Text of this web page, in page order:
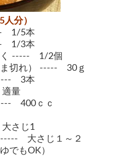
分）
1/5本
1/3本
く ----- 1/2個
ま切れ） ----- 30ｇ
3本
量
400ｃｃ
さじ1
----- 大さじ１～２
でもOK）